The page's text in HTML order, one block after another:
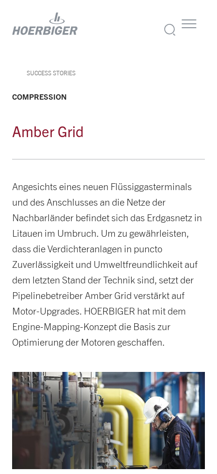
SUCCESS STORIES
COMPRESSION
Amber Grid
Angesichts eines neuen Flüssiggasterminals
und des Anschlusses an die Netze der
Nachbarländer befindet sich das Erdgasnetz in
Litauen im Umbruch. Um zu gewährleisten,
dass die Verdichteranlagen in puncto
Zuverlässigkeit und Umweltfreundlichkeit auf
dem letzten Stand der Technik sind, setzt der
Pipelinebetreiber Amber Grid verstärkt auf
Motor-Upgrades. HOERBIGER hat mit dem
Engine-Mapping-Konzept die Basis zur
Optimierung der Motoren geschaffen.